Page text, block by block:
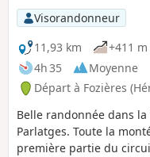
rando effectuée
développe dans une
très particulière appelée
employé dans l'Hérault
terres rouges formées
randonnée se fait en
présente pas de
Visorandonneur
11,93 km
+411 m
4h 35
Moyenne
Départ à Fozières
Belle randonnée dans
Parlatges. Toute la
première partie du